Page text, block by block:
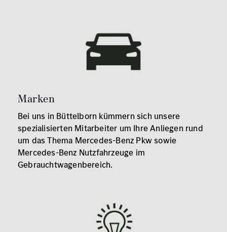
Marken
Bei uns in Büttelborn kümmern sich unsere
spezialisierten Mitarbeiter um Ihre Anliegen rund
um das Thema Mercedes-Benz Pkw sowie
Mercedes-Benz Nutzfahrzeuge im
Gebrauchtwagenbereich.